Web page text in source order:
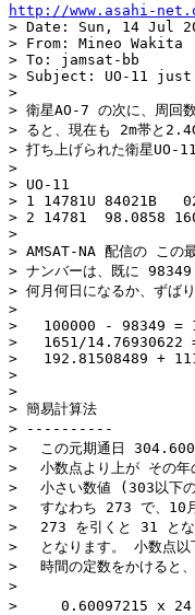
http://www.asahi-
> Date: Sun, 14 Jul
> From: Mineo Wakita
> To: jamsat-bb
> Subject: UO-11 just
>
> 衛星AO-7 の次に、周回
> ると、現在も 2m帯と
> 打ち上げられた衛星UO-
>
> UO-11
> 1 14781U 84021B
> 2 14781  98.0858
> AMSAT-NA 配信の こ
> ナンバーは、既に
> 何月何日になるか、ずばり
>
>   100000 - 98349 =
>   1651/14.76930622
>   192.81508489 +
>
>
> 簡易計算法
> ----------
> 　この元期通日
> 　小数点より上が そ
> 　小さい数値 (303以
> 　すなわち 273 で、
> 　273 を引くと 31
> 　となります。 小数
> 　時間の定数をかける
>
>     0.60097215 x